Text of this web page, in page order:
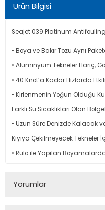
Ürün Bilgisi
Seajet 039 Platinum
• Boya ve Bakır Tozu Aynı
• Alüminyum Tekneler Hariç,
• 40 Knot’a Kadar Hızlarda
• Kirlenmenin Yoğun Olduğu
Farklı Su Sıcaklıkları Olan
• Uzun Süre Denizde Kalacak
Kıyıya Çekilmeyecek
• Rulo ile Yapılan
Yorumlar